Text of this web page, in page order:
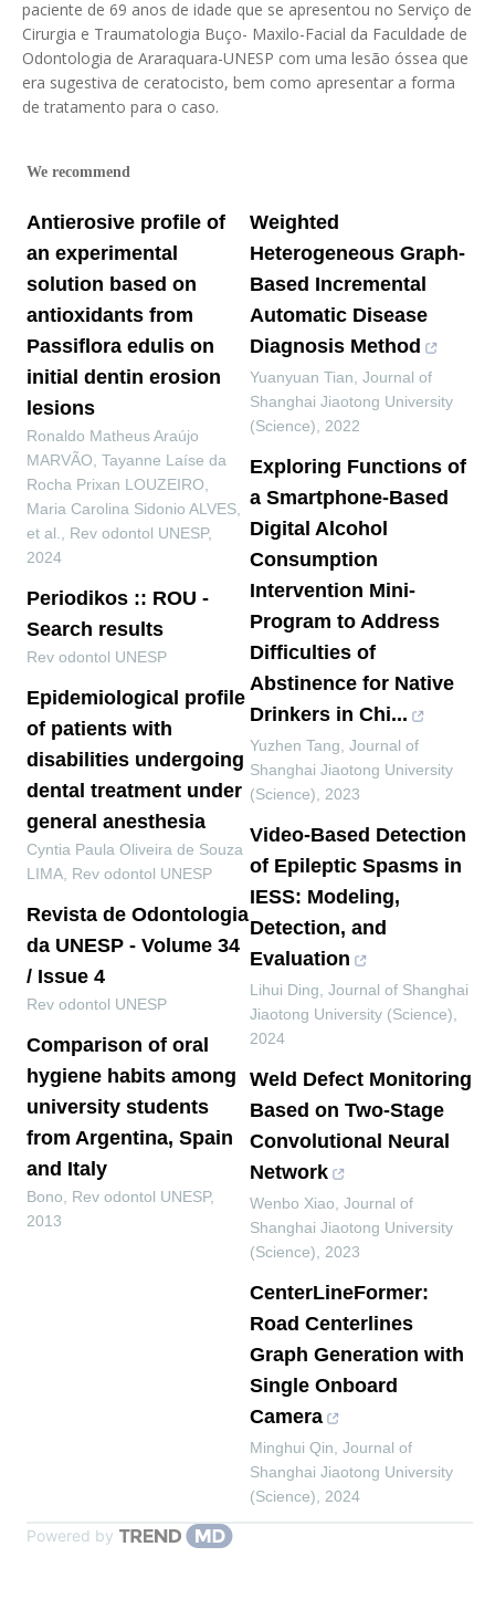
paciente de 69 anos de idade que se apresentou no Serviço de
Cirurgia e Traumatologia Buço- Maxilo-Facial da Faculdade de
Odontologia de Araraquara-UNESP com uma lesão óssea que
era sugestiva de ceratocisto, bem como apresentar a forma
de tratamento para o caso.
We recommend
Antierosive profile of
an experimental
solution based on
antioxidants from
Passiflora edulis on
initial dentin erosion
lesions
Ronaldo Matheus Araújo
MARVÃO, Tayanne Laíse da
Rocha Prixan LOUZEIRO,
Maria Carolina Sidonio ALVES,
et al.
Rev odontol UNESP,
2024
Periodikos :: ROU -
Search results
Rev odontol UNESP
Epidemiological profile
of patients with
disabilities undergoing
dental treatment under
general anesthesia
Cyntia Paula Oliveira de Souza
LIMA Rev odontol UNESP
Revista de Odontologia
da UNESP - Volume 34
/ Issue 4
Rev odontol UNESP
Comparison of oral
hygiene habits among
university students
from Argentina, Spain
and Italy
Bono Rev odontol UNESP,
2013
Weighted
Heterogeneous Graph-
Based Incremental
Automatic Disease
Diagnosis Method
Yuanyuan Tian Journal of
Shanghai Jiaotong University
(Science)
2022
Exploring Functions of
a Smartphone-Based
Digital Alcohol
Consumption
Intervention Mini-
Program to Address
Difficulties of
Abstinence for Native
Drinkers in Chi...
Yuzhen Tang Journal of
Shanghai Jiaotong University
(Science)
2023
Video-Based Detection
of Epileptic Spasms in
IESS: Modeling,
Detection, and
Evaluation
Lihui Ding Journal of Shanghai
Jiaotong University (Science)
2024
Weld Defect Monitoring
Based on Two-Stage
Convolutional Neural
Network
Wenbo Xiao Journal of
Shanghai Jiaotong University
(Science)
2023
CenterLineFormer:
Road Centerlines
Graph Generation with
Single Onboard
Camera
Minghui Qin Journal of
Shanghai Jiaotong University
(Science)
2024
Powered by